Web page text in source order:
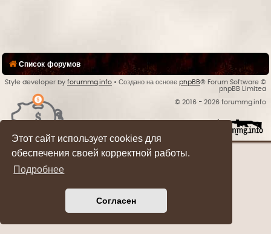
Этот сайт использует cookies для
обеспечения своей корректной работы.
Подробнее
Согласен
Список форумов
Style developer by forummg.info • Создано на основе phpBB® Forum Software ©
phpBB Limited
© 2016 - 2026 forummg.info